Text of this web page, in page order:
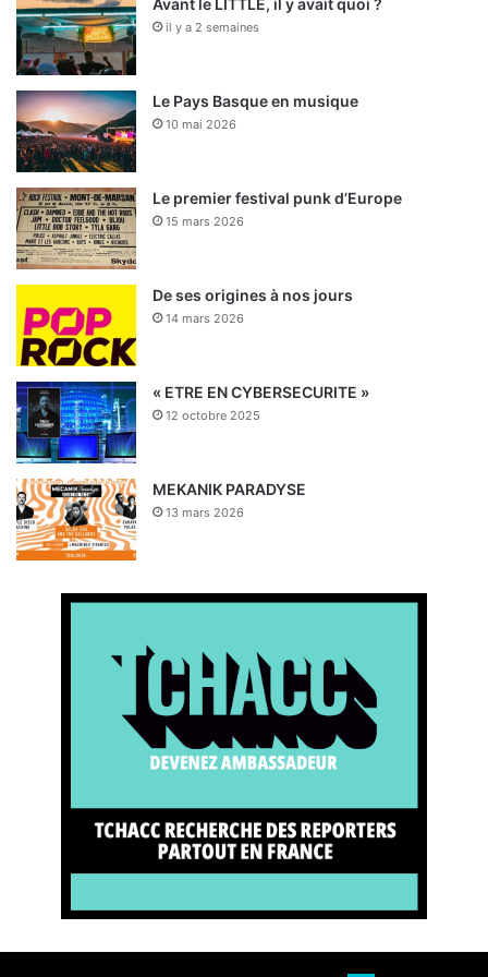
Avant le LITTLE, il y avait quoi ?
il y a 2 semaines
Le Pays Basque en musique
10 mai 2026
Le premier festival punk d’Europe
15 mars 2026
De ses origines à nos jours
14 mars 2026
« ETRE EN CYBERSECURITE »
12 octobre 2025
MEKANIK PARADYSE
13 mars 2026